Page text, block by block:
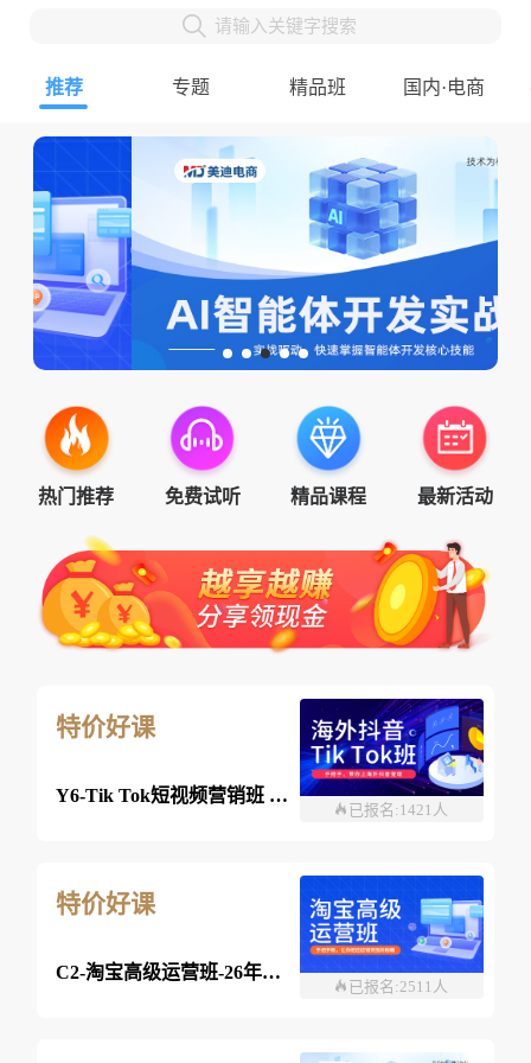
请输入关键字搜索
推荐 专题 精品班 国内·电商
热门推荐 免费试听 精品课程 最新活动
特价好课
Y6-Tik Tok短视频营销班 2026年8月03日 （线上）
已报名:1421人
特价好课
C2-淘宝高级运营班-26年8月03日（双师）
已报名:2511人